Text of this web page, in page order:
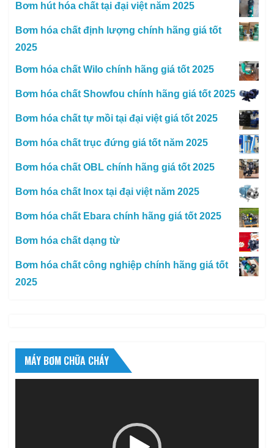
Bơm hút hóa chất tại đại việt năm 2025
Bơm hóa chất định lượng chính hãng giá tốt
2025
Bơm hóa chất Wilo chính hãng giá tốt 2025
Bơm hóa chất Showfou chính hãng giá tốt 2025
Bơm hóa chất tự mồi tại đại việt giá tốt 2025
Bơm hóa chất trục đứng giá tốt năm 2025
Bơm hóa chất OBL chính hãng giá tốt 2025
Bơm hóa chất Inox tại đại việt năm 2025
Bơm hóa chất Ebara chính hãng giá tốt 2025
Bơm hóa chất dạng từ
Bơm hóa chất công nghiệp chính hãng giá tốt
2025
MÁY BƠM CHỮA CHÁY